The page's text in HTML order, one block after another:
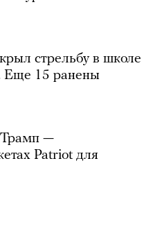
стрельбу в школе
Еще 15 ранены
—
Patriot для